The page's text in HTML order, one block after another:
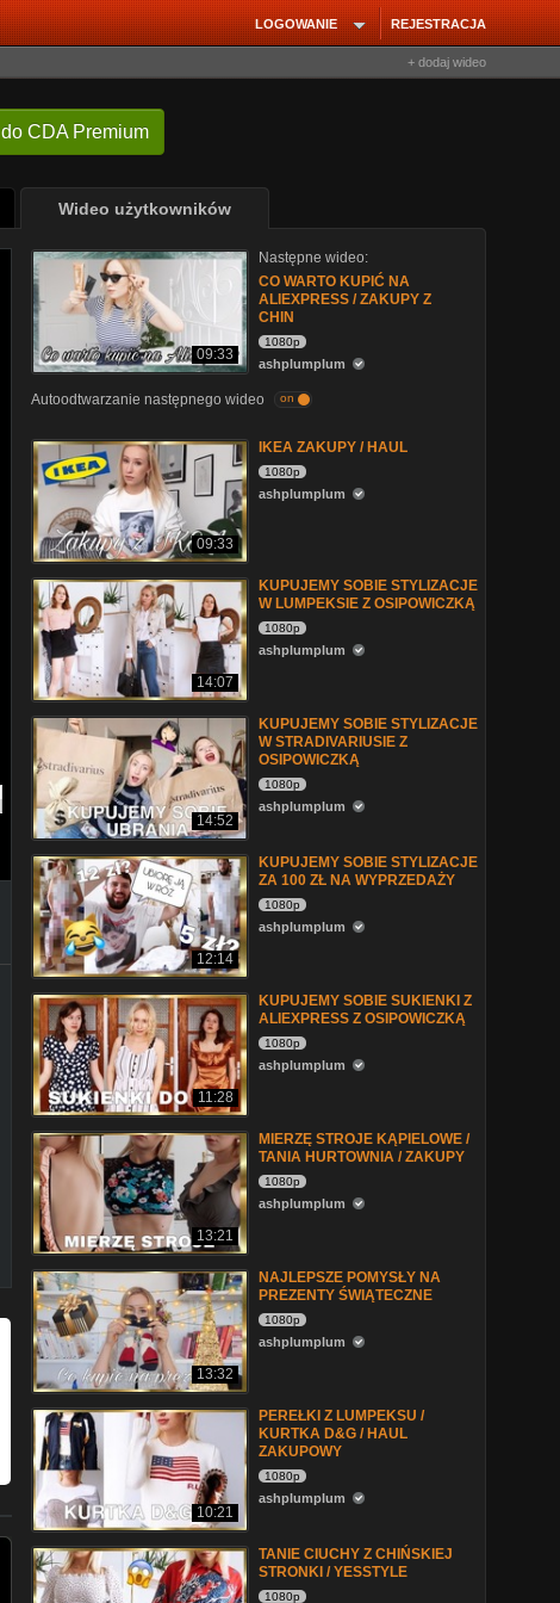
REJESTRACJA
LOGOWANIE
+ dodaj wideo
do CDA Premium
Wideo użytkowników
09:33
Następne wideo:
CO WARTO KUPIĆ NA
ALIEXPRESS / ZAKUPY Z
CHIN
1080p
ashplumplum
Autoodtwarzanie następnego wideo on
09:33
IKEA ZAKUPY / HAUL
1080p
ashplumplum
14:07
KUPUJEMY SOBIE STYLIZACJE
W LUMPEKSIE Z OSIPOWICZKĄ
1080p
ashplumplum
14:52
KUPUJEMY SOBIE STYLIZACJE
W STRADIVARIUSIE Z
OSIPOWICZKĄ
1080p
ashplumplum
12:14
KUPUJEMY SOBIE STYLIZACJE
ZA 100 ZŁ NA WYPRZEDAŻY
1080p
ashplumplum
11:28
KUPUJEMY SOBIE SUKIENKI Z
ALIEXPRESS Z OSIPOWICZKĄ
1080p
ashplumplum
13:21
MIERZĘ STROJE KĄPIELOWE /
TANIA HURTOWNIA / ZAKUPY
1080p
ashplumplum
13:32
NAJLEPSZE POMYSŁY NA
PREZENTY ŚWIĄTECZNE
1080p
ashplumplum
10:21
PEREŁKI Z LUMPEKSU /
KURTKA D&G / HAUL
ZAKUPOWY
1080p
ashplumplum
TANIE CIUCHY Z CHIŃSKIEJ
STRONKI / YESSTYLE
1080p